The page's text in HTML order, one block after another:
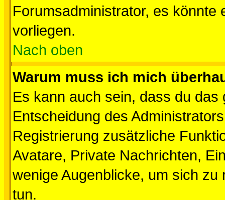
Forumsadministrator, es könnte
vorliegen.
Nach oben
Warum muss ich mich
Es kann auch sein, dass du
Entscheidung des
Registrierung zusätzliche
Avatare, Private Nachrichten,
wenige Augenblicke, um sich
tun.